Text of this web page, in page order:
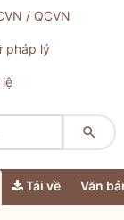
/ QCVN
pháp lý
lệ

Tải về Văn